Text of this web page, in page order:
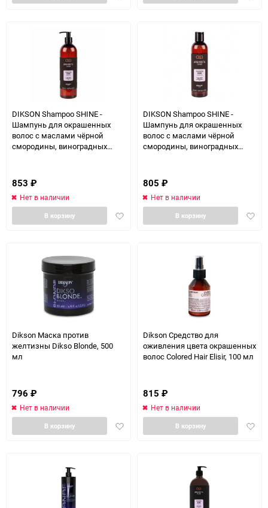
DIKSON Shampoo SHINE -
Шампунь для окрашенных
волос с маслами чёрной
смородины, виноградных
853 ₽
Нет в наличии
Добавить
В корзину
DIKSON Shampoo SHINE -
Шампунь для окрашенных
волос с маслами чёрной
смородины, виноградных
805 ₽
Нет в наличии
В корзину
Dikson Маска против
желтизны Dikso Blonde, 500
мл
796 ₽
Нет в наличии
Добавить
В корзину
Dikson Средство для
оживления цвета окрашенных
волос Colored Hair Elisir, 100 мл
815 ₽
Нет в наличии
В корзину